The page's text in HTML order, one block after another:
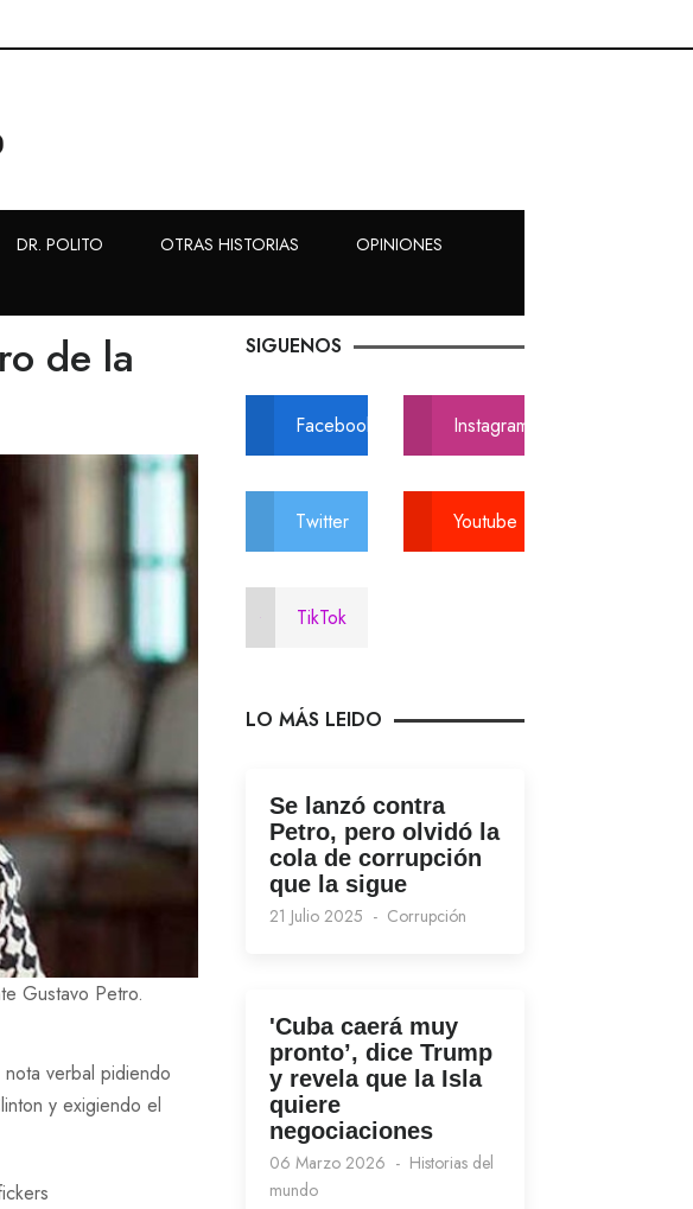
DR. POLITO OTRAS HISTORIAS
OPINIONES
de la
Gustavo Petro.
verbal pidiendo
y exigiendo el
SIGUENOS
Facebook Instagram
Twitter Youtube
TikTok
LO MÁS LEIDO
Se lanzó contra
Petro, pero olvidó la
cola de corrupción
que la sigue
21 Julio 2025 Corrupción
'Cuba caerá muy
pronto’, dice Trump
y revela que la Isla
quiere
negociaciones
06 Marzo 2026
Historias del
mundo